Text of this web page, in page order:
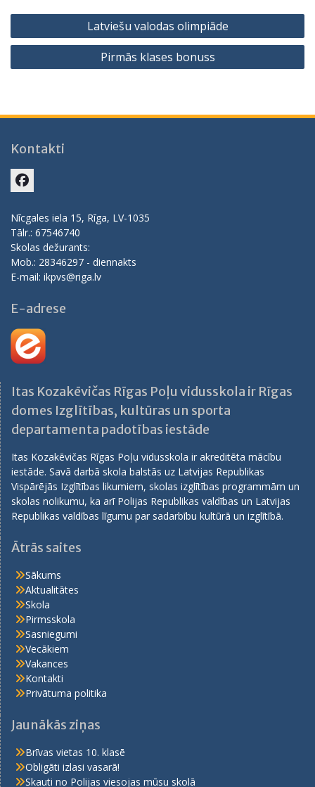
Ziņu
izvēlne
Latviešu valodas olimpiāde
Pirmās klases bonuss
Kontakti
Nīcgales iela 15, Rīga, LV-1035
Tālr.: 67546740
Skolas dežurants:
Mob.: 28346297 - diennakts
E-mail: ikpvs@riga.lv
E-adrese
Itas Kozakēvičas Rīgas Poļu vidusskola ir Rīgas
domes Izglītības, kultūras un sporta
departamenta padotības iestāde
Itas Kozakēvičas Rīgas Poļu vidusskola ir akreditēta mācību
iestāde. Savā darbā skola balstās uz Latvijas Republikas
Vispārējās Izglītības likumiem, skolas izglītības programmām un
skolas nolikumu, ka arī Polijas Republikas valdības un Latvijas
Republikas valdības līgumu par sadarbību kultūrā un izglītībā.
Ātrās saites
Sākums
Aktualitātes
Skola
Pirmsskola
Sasniegumi
Vecākiem
Vakances
Kontakti
Privātuma politika
Jaunākās ziņas
Brīvas vietas 10. klasē
Obligāti izlasi vasarā!
Skauti no Polijas viesojas mūsu skolā